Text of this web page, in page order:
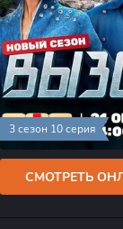
3 сезон 10 серия
СМОТРЕТЬ